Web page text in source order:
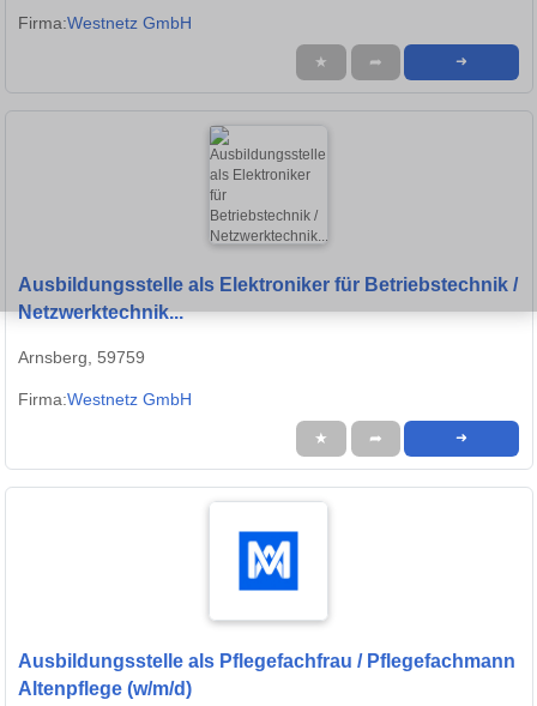
Firma:Westnetz GmbH
★ ➦ ➜
Ausbildungsstelle als Elektroniker für Betriebstechnik /
Netzwerktechnik...
Arnsberg, 59759
Firma:Westnetz GmbH
★ ➦ ➜
Ausbildungsstelle als Pflegefachfrau / Pflegefachmann
Altenpflege (w/m/d)